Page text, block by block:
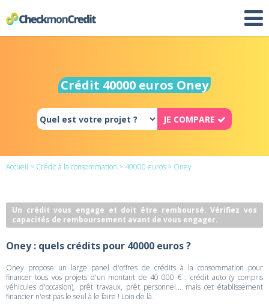
Crédit 40000 euros Oney
JE COMPARE
Accueil > Crédit à la consommation >40000 euros > Oney
Un crédit vous engage et doit être remboursé. Vérifiez vos
capacités de remboursement avant de vous engager.
Oney : quels crédits pour 40000 euros ?
Oney propose un large panel d'offres de crédits à la consommation pour
financer tous vos projets d'un montant de 40 000 € : crédit auto (y compris
véhicules d'occasion), prêt travaux, prêt personnel... mais cet établissement
financier n'est pas le seul à le faire ! Loin de là.